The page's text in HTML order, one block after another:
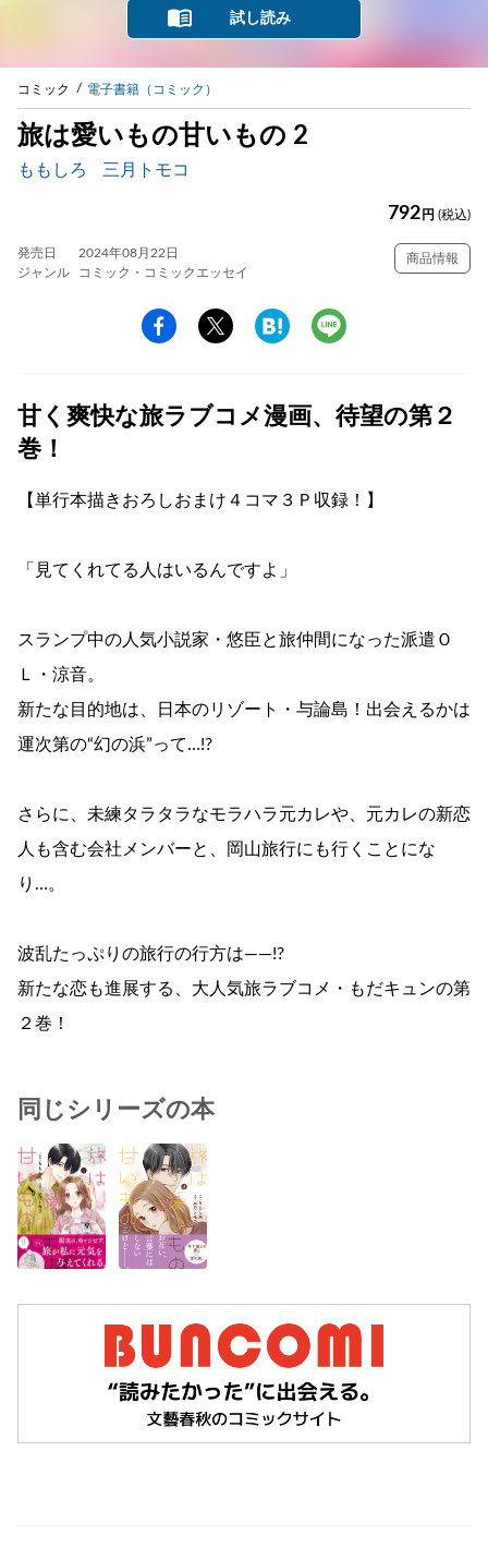
試し読み
コミック 電子書籍（コミック）
旅は愛いもの甘いもの 2
ももしろ 三月トモコ
792 円 (税込)
発売日
2024年08月22日
ジャンル
コミック・コミックエッセイ
商品情報
甘く爽快な旅ラブコメ漫画、待望の第２
巻！
【単行本描きおろしおまけ４コマ３Ｐ収録！】
「見てくれてる人はいるんですよ」
スランプ中の人気小説家・悠臣と旅仲間になった派遣Ｏ
Ｌ・涼音。
新たな目的地は、日本のリゾート・与論島！出会えるかは
運次第の“幻の浜”って…!?
さらに、未練タラタラなモラハラ元カレや、元カレの新恋
人も含む会社メンバーと、岡山旅行にも行くことにな
り…。
波乱たっぷりの旅行の行方は――!?
新たな恋も進展する、大人気旅ラブコメ・もだキュンの第
２巻！
同じシリーズの本